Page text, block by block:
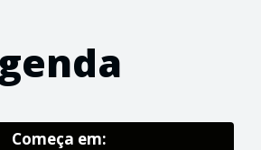
Começa em: